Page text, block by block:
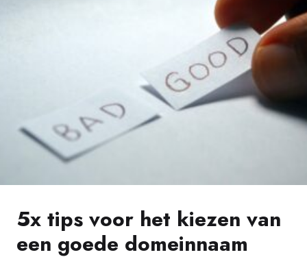
5x tips voor het kiezen van
een goede domeinnaam